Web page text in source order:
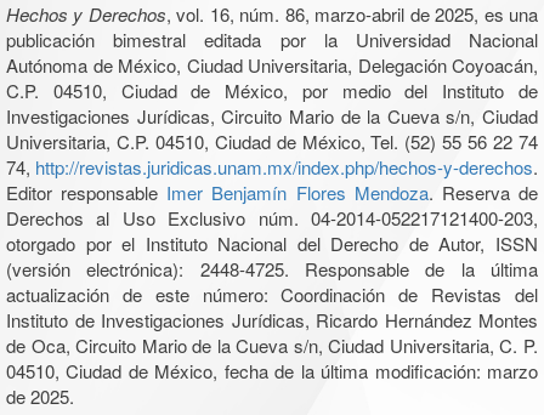
Hechos y Derechos, vol. 16, núm. 86, marzo-abril de 2025, es una
publicación bimestral editada por la Universidad Nacional
Autónoma de México, Ciudad Universitaria, Delegación Coyoacán,
C.P. 04510, Ciudad de México, por medio del Instituto de
Investigaciones Jurídicas, Circuito Mario de la Cueva s/n, Ciudad
Universitaria, C.P. 04510, Ciudad de México, Tel. (52) 55 56 22 74
74, http://revistas.juridicas.unam.mx/index.php/hechos-y-derechos.
Editor responsable Imer Benjamín Flores Mendoza. Reserva de
Derechos al Uso Exclusivo núm. 04-2014-052217121400-203,
otorgado por el Instituto Nacional del Derecho de Autor, ISSN
(versión electrónica): 2448-4725. Responsable de la última
actualización de este número: Coordinación de Revistas del
Instituto de Investigaciones Jurídicas, Ricardo Hernández Montes
de Oca, Circuito Mario de la Cueva s/n, Ciudad Universitaria, C. P.
04510, Ciudad de México, fecha de la última modificación: marzo
de 2025.